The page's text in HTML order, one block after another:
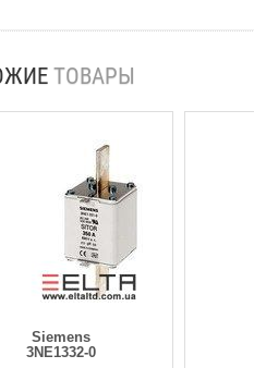
ТОВАРЫ
Siemens
3NE1332-0